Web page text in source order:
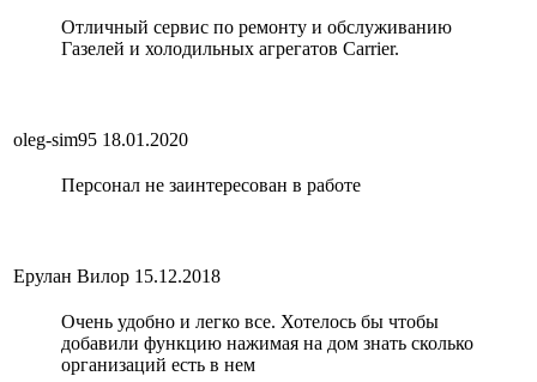
Отличный сервис по ремонту и обслуживанию
Газелей и холодильных агрегатов Carrier.
oleg-sim95 18.01.2020
Персонал не заинтересован в работе
Ерулан Вилор 15.12.2018
Очень удобно и легко все. Хотелось бы чтобы
добавили функцию нажимая на дом знать сколько
организаций есть в нем